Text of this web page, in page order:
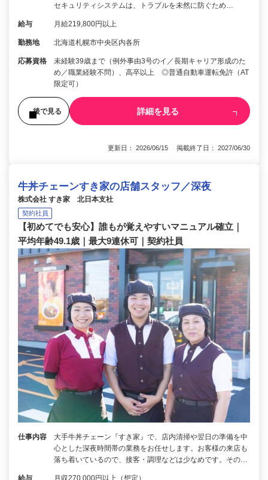
セキュリティシステムは、トラブルを未然に防ぐため…
給与 月給219,800円以上
勤務地 北海道札幌市中央区内各所
応募資格
未経験39歳まで（例外事由3号のイ／長期キャリア形成のた
め／職業経験不問）、高卒以上 ◎普通自動車運転免許（AT
限定可）
後で見る 詳細を見る
更新日： 2026/06/15 掲載終了日： 2027/06/30
牛丼チェーンすき家の店舗スタッフ／深夜
株式会社 すき家 北日本支社
契約社員
【初めてでも安心】誰もが覚えやすいマニュアル確立｜
平均年齢49.1歳｜最大9連休可｜契約社員
仕事内容
大手牛丼チェーン『すき家』で、店内清掃や翌日の準備を中
心とした深夜時間帯の業務をお任せします。お客様の来店も
落ち着いているので、接客・調理などは少なめです。その…
給与 月収270,000円以上（想定）